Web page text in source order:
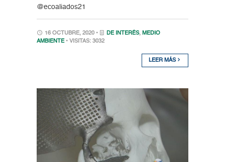
@ecoaliados21
16 OCTUBRE, 2020 • DE INTERÉS, MEDIO
AMBIENTE • VISITAS: 3032
LEER MÁS